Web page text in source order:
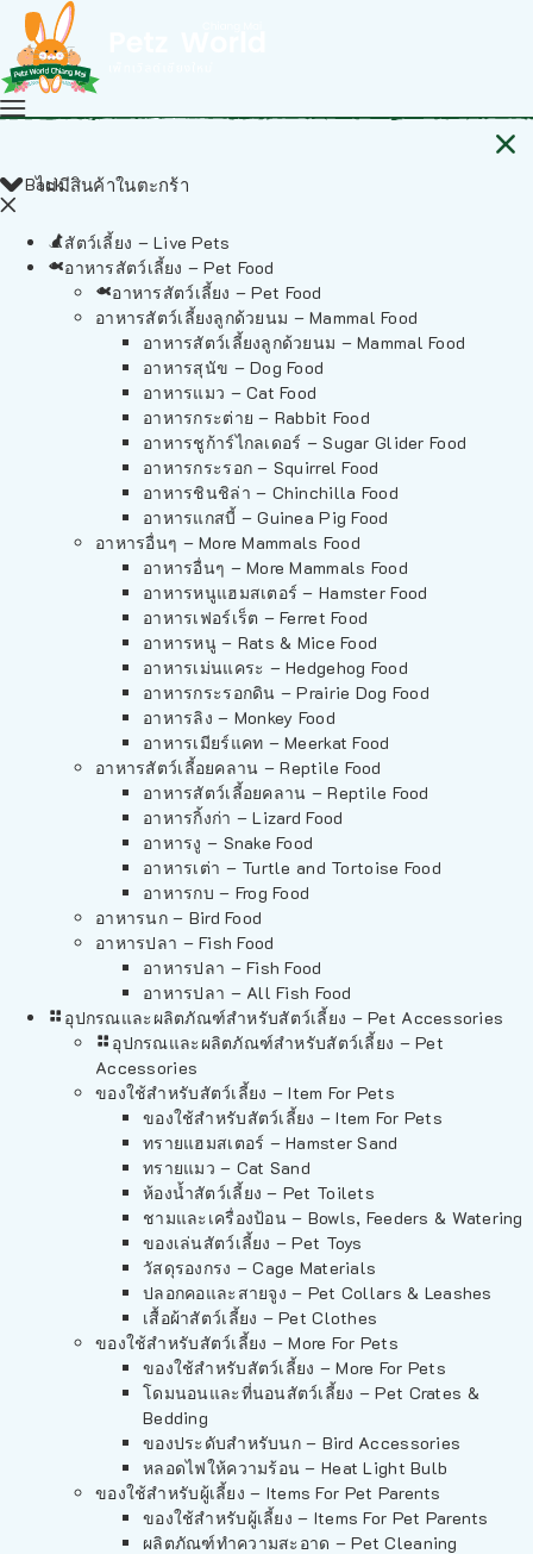
ไม่มีสินค้าในตะกร้า
Back
สัตว์เลี้ยง – Live Pets
อาหารสัตว์เลี้ยง – Pet Food
อาหารสัตว์เลี้ยง – Pet Food
อาหารสัตว์เลี้ยงลูกด้วยนม – Mammal Food
อาหารสัตว์เลี้ยงลูกด้วยนม – Mammal Food
อาหารสุนัข – Dog Food
อาหารแมว – Cat Food
อาหารกระต่าย – Rabbit Food
อาหารชูก้าร์ไกลเดอร์ – Sugar Glider Food
อาหารกระรอก – Squirrel Food
อาหารชินชิล่า – Chinchilla Food
อาหารแกสบี้ – Guinea Pig Food
อาหารอื่นๆ – More Mammals Food
อาหารอื่นๆ – More Mammals Food
อาหารหนูแฮมสเตอร์ – Hamster Food
อาหารเฟอร์เร็ต – Ferret Food
อาหารหนู – Rats & Mice Food
อาหารเม่นแคระ – Hedgehog Food
อาหารกระรอกดิน – Prairie Dog Food
อาหารลิง – Monkey Food
อาหารเมียร์แคท – Meerkat Food
อาหารสัตว์เลี้อยคลาน – Reptile Food
อาหารสัตว์เลี้อยคลาน – Reptile Food
อาหารกิ้งก่า – Lizard Food
อาหารงู – Snake Food
อาหารเต่า – Turtle and Tortoise Food
อาหารกบ – Frog Food
อาหารนก – Bird Food
อาหารปลา – Fish Food
อาหารปลา – Fish Food
อาหารปลา – All Fish Food
อุปกรณและผลิตภัณฑ์สำหรับสัตว์เลี้ยง – Pet Accessories
อุปกรณและผลิตภัณฑ์สำหรับสัตว์เลี้ยง – Pet
Accessories
ของใช้สำหรับสัตว์เลี้ยง – Item For Pets
ของใช้สำหรับสัตว์เลี้ยง – Item For Pets
ทรายแฮมสเตอร์ – Hamster Sand
ทรายแมว – Cat Sand
ห้องน้ำสัตว์เลี้ยง – Pet Toilets
ชามและเครื่องป้อน – Bowls, Feeders & Watering
ของเล่นสัตว์เลี้ยง – Pet Toys
วัสดุรองกรง – Cage Materials
ปลอกคอและสายจูง – Pet Collars & Leashes
เสื้อผ้าสัตว์เลี้ยง – Pet Clothes
ของใช้สำหรับสัตว์เลี้ยง – More For Pets
ของใช้สำหรับสัตว์เลี้ยง – More For Pets
โดมนอนและที่นอนสัตว์เลี้ยง – Pet Crates &
Bedding
ของประดับสำหรับนก – Bird Accessories
หลอดไฟให้ความร้อน – Heat Light Bulb
ของใช้สำหรับผู้เลี้ยง – Items For Pet Parents
ของใช้สำหรับผู้เลี้ยง – Items For Pet Parents
ผลิตภัณฑ์ทำความสะอาด – Pet Cleaning